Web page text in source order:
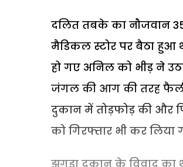
दलित तबके का नौजवान
मैडिकल स्टोर पर बैठा हुआ
हो गए अनिल को भीड़ ने
जंगल की आग की तरह
दुकान में तोड़फोड़ की और
को गिरफ्तार भी कर लिया
झगड़ा दुकान के विवाद का